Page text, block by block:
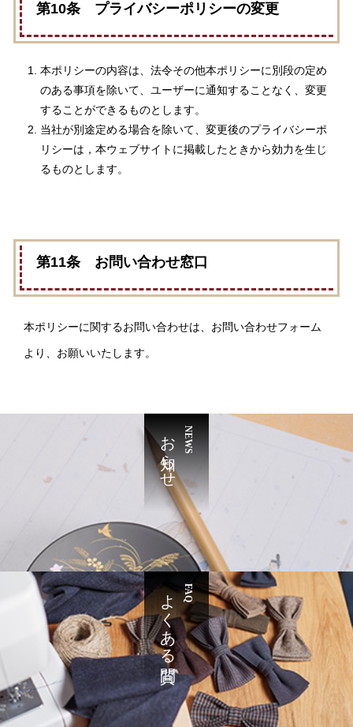
第10条 プライバシーポリシーの変更
本ポリシーの内容は、法令その他本ポリシーに別段の定め
のある事項を除いて、ユーザーに通知することなく、変更
することができるものとします。
当社が別途定める場合を除いて、変更後のプライバシーポ
リシーは，本ウェブサイトに掲載したときから効力を生じ
るものとします。
第11条 お問い合わせ窓口
本ポリシーに関するお問い合わせは、お問い合わせフォーム
より、お願いいたします。
NEWS
お知らせ
FAQ
よくある質問